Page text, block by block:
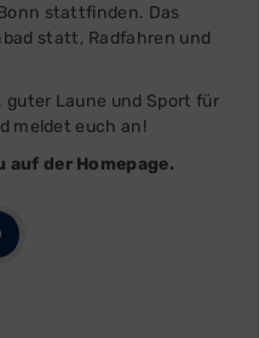
stattfinden. Das
statt, Radfahren und
guter Laune und Sport für
meldet euch an!
der Homepage.